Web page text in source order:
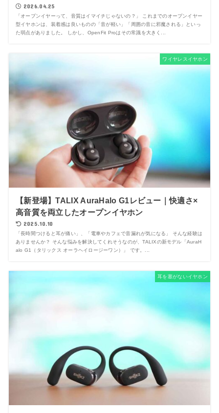
2026.04.25
「オープンイヤーって、音質はイマイチじゃないの？」 これまでのオープンイヤー
型イヤホンは、装着感は良いものの「音が軽い」「周囲の音に邪魔される」といっ
た弱点がありました。 しかし、OpenFit Proはその常識を大きく...
ワイヤレスイヤホン
【新登場】TALIX AuraHalo G1レビュー｜快適さ×
高音質を両立したオープンイヤホン
2025.10.10
「長時間つけると耳が痛い」、「電車やカフェで音漏れが気になる」 そんな経験は
ありませんか？ そんな悩みを解決してくれそうなのが、TALIXの新モデル「AuraH
alo G1（タリックス オーラヘイロージーワン）」 です。...
耳を塞がないイヤホン